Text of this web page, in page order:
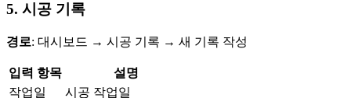
5. 시공 기록
경로: 대시보드 → 시공 기록 → 새 기록 작성
입력 항목
설명
작업일
시공 작업일